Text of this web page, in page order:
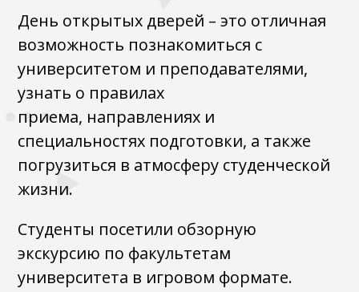
День открытых дверей – это отличная
возможность познакомиться с
университетом и преподавателями,
узнать о правилах
приема, направлениях и
специальностях подготовки, а также
погрузиться в атмосферу студенческой
жизни.
Студенты посетили обзорную
экскурсию по факультетам
университета в игровом формате.